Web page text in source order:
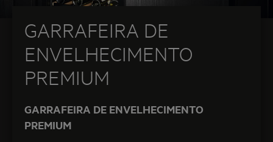
GARRAFEIRA DE
ENVELHECIMENTO
PREMIUM
GARRAFEIRA DE ENVELHECIMENTO
PREMIUM